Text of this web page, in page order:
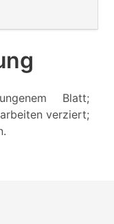
Blatt;
verziert;